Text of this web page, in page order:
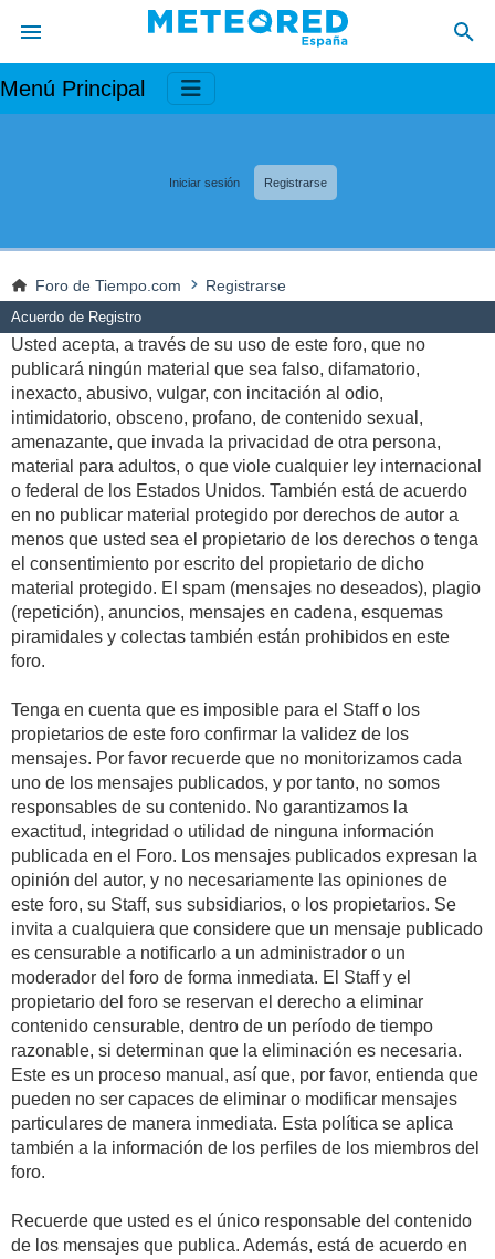
Menú Principal
Iniciar sesión Registrarse
Foro de Tiempo.com Registrarse
Acuerdo de Registro
Usted acepta, a través de su uso de este foro, que no
publicará ningún material que sea falso, difamatorio,
inexacto, abusivo, vulgar, con incitación al odio,
intimidatorio, obsceno, profano, de contenido sexual,
amenazante, que invada la privacidad de otra persona,
material para adultos, o que viole cualquier ley internacional
o federal de los Estados Unidos. También está de acuerdo
en no publicar material protegido por derechos de autor a
menos que usted sea el propietario de los derechos o tenga
el consentimiento por escrito del propietario de dicho
material protegido. El spam (mensajes no deseados), plagio
(repetición), anuncios, mensajes en cadena, esquemas
piramidales y colectas también están prohibidos en este
foro.
Tenga en cuenta que es imposible para el Staff o los
propietarios de este foro confirmar la validez de los
mensajes. Por favor recuerde que no monitorizamos cada
uno de los mensajes publicados, y por tanto, no somos
responsables de su contenido. No garantizamos la
exactitud, integridad o utilidad de ninguna información
publicada en el Foro. Los mensajes publicados expresan la
opinión del autor, y no necesariamente las opiniones de
este foro, su Staff, sus subsidiarios, o los propietarios. Se
invita a cualquiera que considere que un mensaje publicado
es censurable a notificarlo a un administrador o un
moderador del foro de forma inmediata. El Staff y el
propietario del foro se reservan el derecho a eliminar
contenido censurable, dentro de un período de tiempo
razonable, si determinan que la eliminación es necesaria.
Este es un proceso manual, así que, por favor, entienda que
pueden no ser capaces de eliminar o modificar mensajes
particulares de manera inmediata. Esta política se aplica
también a la información de los perfiles de los miembros del
foro.
Recuerde que usted es el único responsable del contenido
de los mensajes que publica. Además, está de acuerdo en